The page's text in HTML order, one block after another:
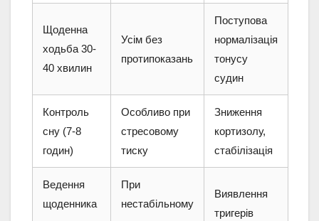
Щоденна
ходьба 30-
40 хвилин
Усім без
протипоказань
Поступова
нормалізація
тонусу
судин
Контроль
сну (7-8
годин)
Особливо при
стресовому
тиску
Зниження
кортизолу,
стабілізація
Ведення
щоденника
При
нестабільному
Виявлення
тригерів